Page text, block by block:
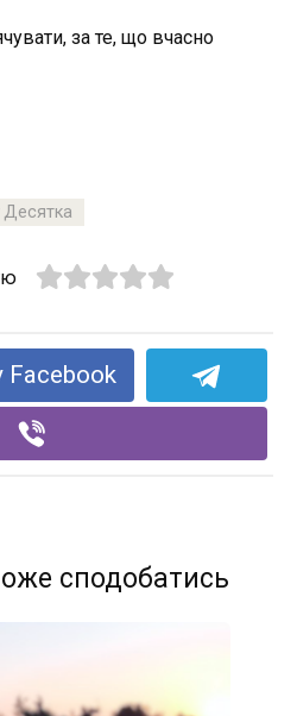
за те, що вчасно
Десятка
Facebook
сподобатись